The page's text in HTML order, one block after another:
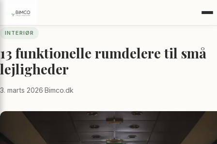
INTERIØR
13 funktionelle rumdelere til små
lejligheder
3. marts 2026·Bimco.dk